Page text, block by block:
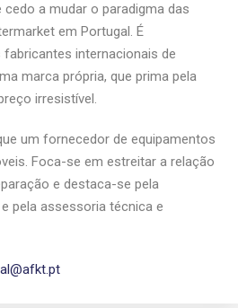
a mudar o paradigma das
em Portugal. É
internacionais de
marca própria, que prima pela
irresistível.
um fornecedor de equipamentos
Foca-se em estreitar a relação
e destaca-se pela
pela assessoria técnica e